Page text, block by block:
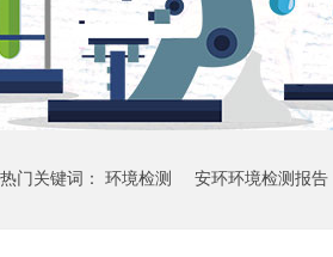
热门关键词： 环境检测 安环环境检测报告